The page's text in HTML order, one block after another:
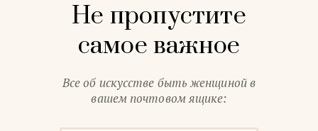
Не пропустите
самое важное
Все об искусстве быть женщиной в
вашем почтовом ящике: